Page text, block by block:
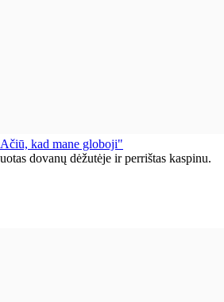
kad mane globoji"
dovanų dėžutėje ir perrištas kaspinu.